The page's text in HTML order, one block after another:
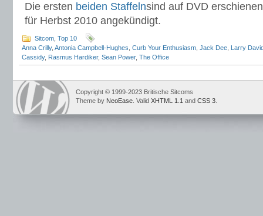
Die ersten beiden Staffelnsind auf DVD
für Herbst 2010 angekündigt.
Sitcom Top 10
Anna Crilly, Antonia Campbell-Hughes Curb Your Enthusiasm Jack Dee Larry
Cassidy, Rasmus Hardiker, Sean Power, The Office
Copyright © 1999-2023 Britische Sitcoms
Theme by NeoEase . Valid XHTML 1.1 and CSS 3